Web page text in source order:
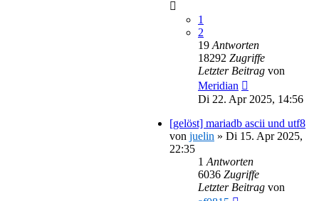
1
2
19 Antworten
18292 Zugriffe
Letzter Beitrag von
Meridian
Di 22. Apr 2025, 14:56
[gelöst] mariadb ascii und utf8
von juelin » Di 15. Apr 2025,
22:35
1 Antworten
6036 Zugriffe
Letzter Beitrag von